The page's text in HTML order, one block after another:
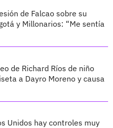
de Falcao sobre su
y Millonarios: “Me sentía
de Richard Ríos de niño
a Dayro Moreno y causa
Unidos hay controles muy